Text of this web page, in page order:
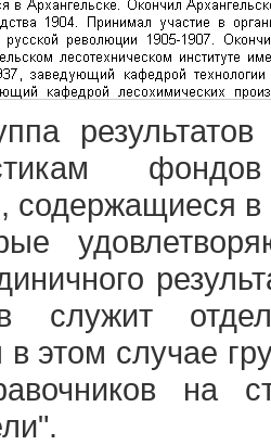
содержащиеся в
служит
в этом случае
на